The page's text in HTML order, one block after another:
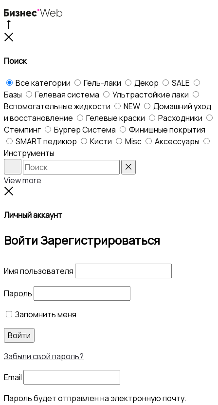
Поиск
Все категории Гель-лаки Декор
SALE
Базы
Гелевая система
Ультрастойкие лаки
Вспомогательные жидкости
NEW
Домашний уход
и восстановление
Гелевые краски
Расходники
Стемпинг
Бургер Система
Финишные покрытия
SMART педикюр
Кисти Misc
Аксессуары
Инструменты
Search
View more
Личный аккаунт
ВойтиЗарегистрироваться
Имя пользователя
Пароль
Запомнить меня
Войти
Забыли свой пароль?
Email
Пароль будет отправлен на электронную почту.